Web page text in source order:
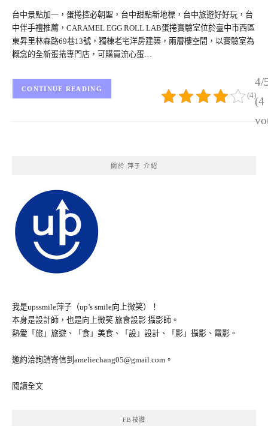
台中景點加一，蛋捲控必朝聖，台中甜點新地標，台中旅遊好好玩，台
中伴手禮推薦，CARAMEL EGG ROLL LAB蛋捲實驗室位於臺中市西區
東昇里林森路69巷13號，獨棟老宅洋房建築，兩層樓空間，以實驗室為
概念的全新蛋捲專門店，可購買流心蛋…
4/
(4
(4)
CONTINUE READING
關於 萍子 介紹
我是upssmile萍子（up’s smile向上微笑）！
本身是設計師，也是向上微笑 旅食設影 攝影師。
熱愛「旅」旅遊、「食」美食、「設」設計、「影」攝影、電影。
邀約洽詢請寄信到ameliechang05@gmail.com。
閱讀全文
FB按讚